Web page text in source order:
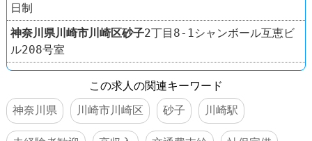
日制
神奈川県川崎市川崎区砂子2丁目8-1シャンボール互恵ビ
ル208号室
この求人の関連キーワード
神奈川県
川崎市川崎区 砂子 川崎駅